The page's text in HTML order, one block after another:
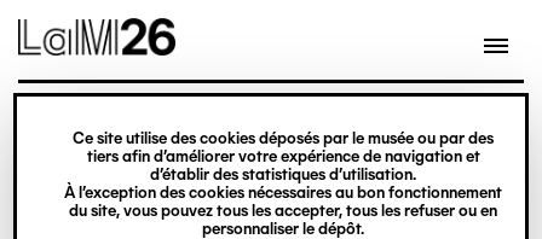
Gestion des cookies
Ce site utilise des cookies déposés par le musée ou par des
tiers afin d’améliorer votre expérience de navigation et
d’établir des statistiques d’utilisation.
À l’exception des cookies nécessaires au bon fonctionnement
du site, vous pouvez tous les accepter, tous les refuser ou en
personnaliser le dépôt.
contenu